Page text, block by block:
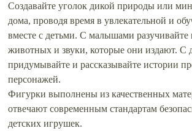
Создавайте уголок дикой природы или
дома, проводя время в увлекательной и
вместе с детьми. С малышами разучивайте
животных и звуки, которые они издают. С
придумывайте и рассказывайте истории
персонажей.
Фигурки выполнены из качественных
отвечают современным стандартам
детских игрушек.